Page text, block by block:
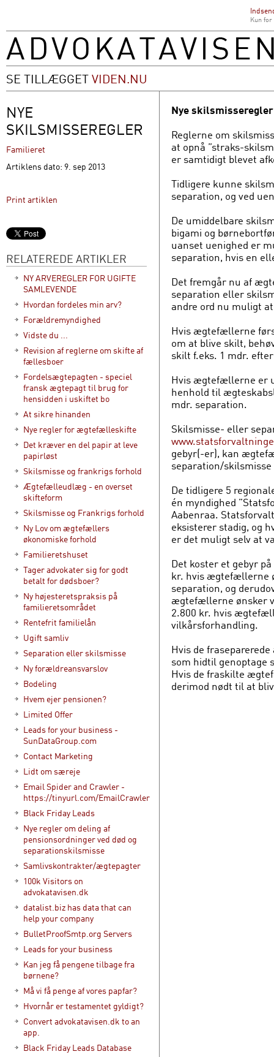
Kun
SE TILLÆGGETVIDEN.NU
NYE
SKILSMISSEREGLER
Familieret
Artiklens dato: 9. sep 2013
Print artiklen
RELATEREDE ARTIKLER
NY ARVEREGLER FOR UGIFTE
SAMLEVENDE
Hvordan fordeles min arv?
Forældremyndighed
Vidste du ...
Revision af reglerne om skifte af
fællesboer
Fordelsægtepagten - speciel
fransk ægtepagt til brug for
hensidden i uskiftet bo
At sikre hinanden
Nye regler for ægtefælleskifte
Det kræver en del papir at leve
papirløst
Skilsmisse og frankrigs forhold
Ægtefælleudlæg - en overset
skifteform
Skilsmisse og Frankrigs forhold
Ny Lov om ægtefællers
økonomiske forhold
Familieretshuset
Tager advokater sig for godt
betalt for dødsboer?
Ny højesteretspraksis på
familieretsområdet
Rentefrit familielån
Ugift samliv
Separation eller skilsmisse
Ny forældreansvarslov
Bodeling
Hvem ejer pensionen?
Limited Offer
Leads for your business -
SunDataGroup.com
Contact Marketing
Lidt om særeje
Email Spider and Crawler -
https://tinyurl.com/EmailCrawler
Black Friday Leads
Nye regler om deling af
pensionsordninger ved død og
separationskilsmisse
Samlivskontrakter/ægtepagter
100k Visitors on
advokatavisen.dk
datalist.biz has data that can
help your company
BulletProofSmtp.org Servers
Leads for your business
Kan jeg få pengene tilbage fra
børnene?
Må vi få penge af vores papfar?
Hvornår er testamentet gyldigt?
Convert advokatavisen.dk to an
app.
Black Friday Leads Database
Nye
Reglerne om
at opnå ”straks-
er samtidigt blevet
Tidligere kunne
separation, og ved
De umiddelbare
bigami og
uanset uenighed er
separation, hvis en
Det fremgår nu af
separation eller
andre ord nu muligt
Hvis ægtefællerne
om at blive skilt,
skilt f.eks. 1 mdr.
Hvis ægtefællerne er
henhold til
mdr. separation.
Skilsmisse- eller
gebyr(-er), kan
separation/
De tidligere 5
én myndighed
Aabenraa.
eksisterer stadig, og
er det muligt selv at
Det koster et gebyr
kr. hvis ægtefællerne
separation, og
ægtefællerne ønsker
2.800 kr. hvis
vilkårsforhandling.
Hvis de
som hidtil genoptage
Hvis de fraskilte
derimod nødt til at